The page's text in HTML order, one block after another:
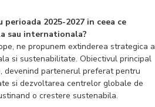
2025-2027 in ceea ce
sau internationala?
ne propunem extinderea strategica a
si sustenabilitate. Obiectivul principal
devenind partenerul preferat pentru
si dezvoltarea centrelor globale de
o crestere sustenabila.